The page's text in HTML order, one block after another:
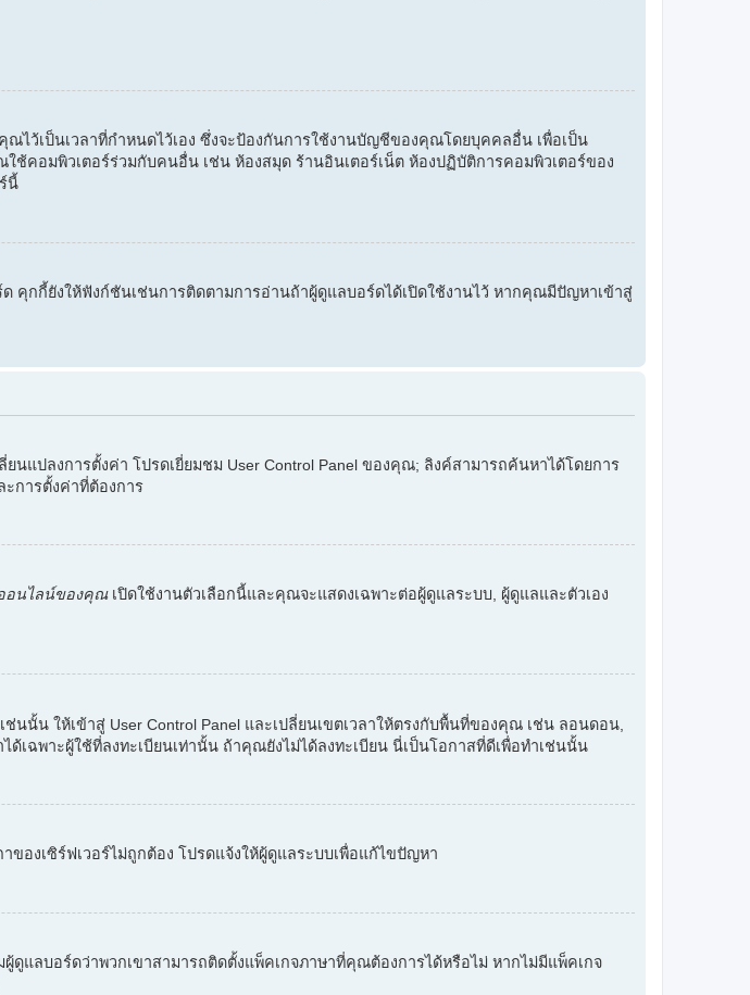
ณไว้เป็นเวลาที่กำหนดไว้เอง ซึ่งจะป้องกันการใช้งานบัญชีของคุณโดยบุคคลอื่น เพื่อเป็น
ช้คอมพิวเตอร์ร่วมกับคนอื่น เช่น ห้องสมุด ร้านอินเตอร์เน็ต ห้องปฏิบัติการคอมพิวเตอร์ของ
นี้
คุกกี้ยังให้ฟังก์ชันเช่นการติดตามการอ่านถ้าผู้ดูแลบอร์ดได้เปิดใช้งานไว้ หากคุณมีปัญหาเข้าสู่
แปลงการตั้งค่า โปรดเยี่ยมชม User Control Panel ของคุณ; ลิงค์สามารถค้นหาได้โดยการ
การตั้งค่าที่ต้องการ
อนไลน์ของคุณเปิดใช้งานตัวเลือกนี้และคุณจะแสดงเฉพาะต่อผู้ดูแลระบบ, ผู้ดูแลและตัวเอง
นนั้น ให้เข้าสู่ User Control Panel และเปลี่ยนเขตเวลาให้ตรงกับพื้นที่ของคุณ เช่น ลอนดอน,
เฉพาะผู้ใช้ที่ลงทะเบียนเท่านั้น ถ้าคุณยังไม่ได้ลงทะเบียน นี่เป็นโอกาสที่ดีเพื่อทำเช่นนั้น
องเซิร์ฟเวอร์ไม่ถูกต้อง โปรดแจ้งให้ผู้ดูแลระบบเพื่อแก้ไขปัญหา
แลบอร์ดว่าพวกเขาสามารถติดตั้งแพ็คเกจภาษาที่คุณต้องการได้หรือไม่ หากไม่มีแพ็คเกจ